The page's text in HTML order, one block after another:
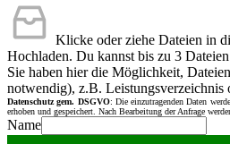
Klicke oder ziehe Dateien in
Hochladen. Du kannst bis zu 3
Sie haben hier die Möglichkeit,
notwendig), z.B. Leistungsverzeichnis
Datenschutz gem. DSGVO: Die einzutragenden Daten
erhoben und gespeichert. Nach Bearbeitung der Anfrage
Name